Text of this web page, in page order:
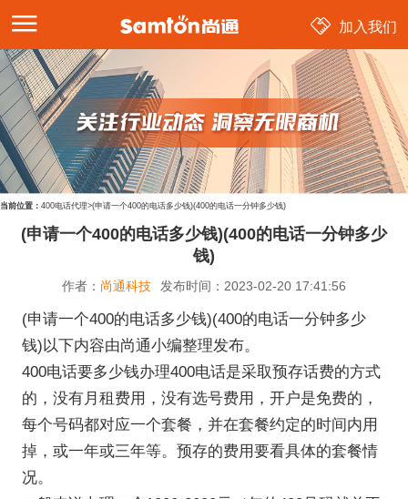
加入我们
当前位置： 400电话代理>(申请一个400的电话多少钱)(400的电话一分钟多少钱)
(申请一个400的电话多少钱)(400的电话一分钟多少
钱)
作者： 尚通科技 发布时间： 2023-02-20 17:41:56
(申请一个400的电话多少钱)(400的电话一分钟多少
钱)以下内容由尚通小编整理发布。
400电话要多少钱办理400电话是采取预存话费的方式
的，没有月租费用，没有选号费用，开户是免费的，
每个号码都对应一个套餐，并在套餐约定的时间内用
掉，或一年或三年等。预存的费用要看具体的套餐情
况。